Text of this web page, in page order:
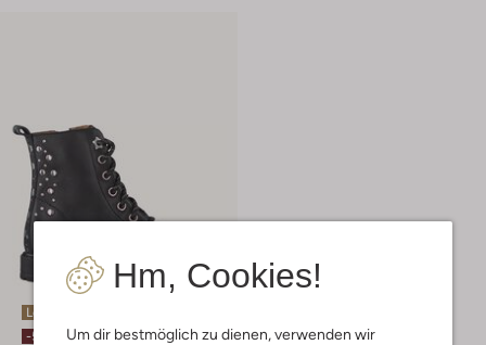
Hm, Cookies!
Um dir bestmöglich zu dienen, verwenden wir
Letzte Größen
-50%